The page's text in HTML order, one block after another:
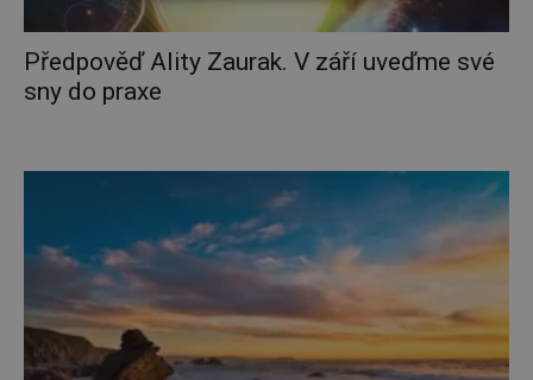
Předpověď Ality Zaurak. V září uveďme své
sny do praxe